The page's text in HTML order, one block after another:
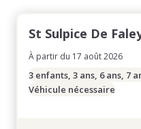
St Sulpice De
À partir du 17 août 2026
3 enfants, 3 ans, 6 ans, 7
Véhicule nécessaire